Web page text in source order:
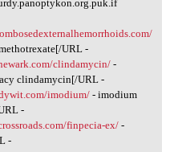
URL -
clindamycin/-
clindamycin[/URL -
imodium/- imodium
-
finpecia-ex/-
-